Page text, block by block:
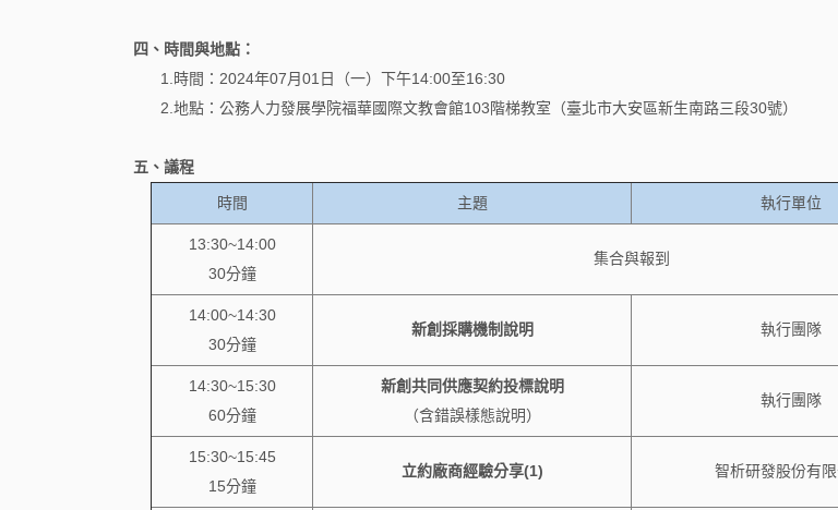
四、時間與地點：
1.時間：2024年07月01日（一）下午14:00至16:30
2.地點：公務人力發展學院福華國際文教會館103階梯教室（臺北市大安區新生南路三段30號）
五、議程
時間 主題 執行單位
13:30~14:00
30分鐘
集合與報到
14:00~14:30
30分鐘
新創採購機制說明 執行團隊
14:30~15:30
60分鐘
新創共同供應契約投標說明
（含錯誤樣態說明）
執行團隊
15:30~15:45
15分鐘
立約廠商經驗分享(1) 智析研發股份有